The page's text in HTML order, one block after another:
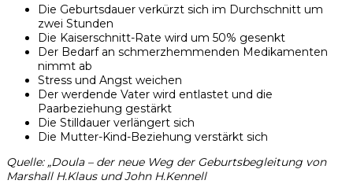
Die Geburtsdauer verkürzt sich im Durchschnitt um
zwei Stunden
Die Kaiserschnitt-Rate wird um 50% gesenkt
Der Bedarf an schmerzhemmenden Medikamenten
nimmt ab
Stress und Angst weichen
Der werdende Vater wird entlastet und die
Paarbeziehung gestärkt
Die Stilldauer verlängert sich
Die Mutter-Kind-Beziehung verstärkt sich
Quelle: „Doula – der neue Weg der Geburtsbegleitung von
Marshall H.Klaus und John H.Kennell